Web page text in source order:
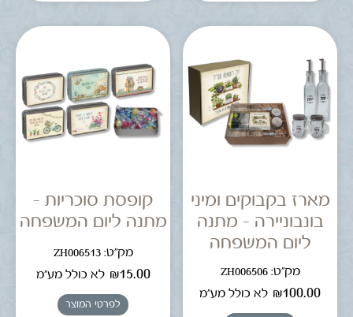
מארז בקבוקים ומיני
בונבוניירה – מתנה
ליום המשפחה
מק"ט: ZH006506
₪100.00 לא כולל מע"מ
קופסת סוכריות –
מתנה ליום המשפחה
מק"ט: ZH006513
₪15.00 לא כולל מע"מ
לפרטי המוצר